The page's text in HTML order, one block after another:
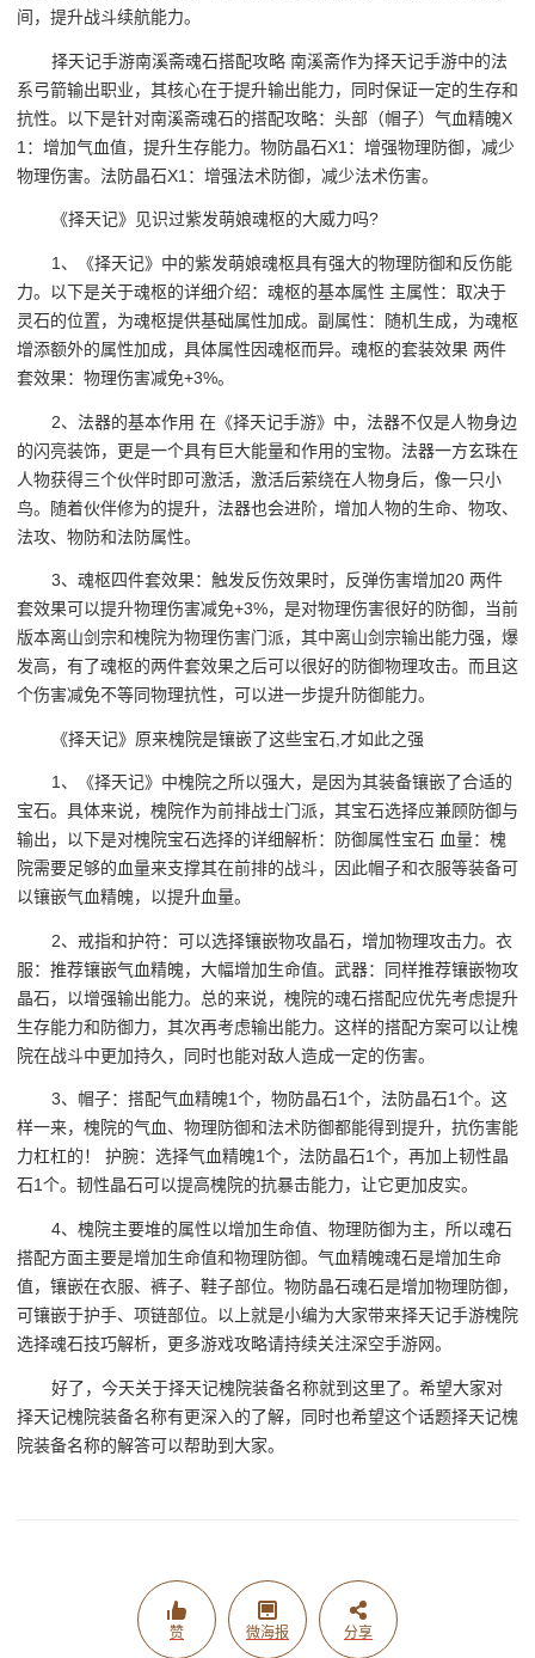
间，提升战斗续航能力。
择天记手游南溪斋魂石搭配攻略 南溪斋作为择天记手游中的法
系弓箭输出职业，其核心在于提升输出能力，同时保证一定的生存和
抗性。以下是针对南溪斋魂石的搭配攻略：头部（帽子）气血精魄X
1：增加气血值，提升生存能力。物防晶石X1：增强物理防御，减少
物理伤害。法防晶石X1：增强法术防御，减少法术伤害。
《择天记》见识过紫发萌娘魂枢的大威力吗?
1、《择天记》中的紫发萌娘魂枢具有强大的物理防御和反伤能
力。以下是关于魂枢的详细介绍：魂枢的基本属性 主属性：取决于
灵石的位置，为魂枢提供基础属性加成。副属性：随机生成，为魂枢
增添额外的属性加成，具体属性因魂枢而异。魂枢的套装效果 两件
套效果：物理伤害减免+3%。
2、法器的基本作用 在《择天记手游》中，法器不仅是人物身边
的闪亮装饰，更是一个具有巨大能量和作用的宝物。法器一方玄珠在
人物获得三个伙伴时即可激活，激活后萦绕在人物身后，像一只小
鸟。随着伙伴修为的提升，法器也会进阶，增加人物的生命、物攻、
法攻、物防和法防属性。
3、魂枢四件套效果：触发反伤效果时，反弹伤害增加20 两件
套效果可以提升物理伤害减免+3%，是对物理伤害很好的防御，当前
版本离山剑宗和槐院为物理伤害门派，其中离山剑宗输出能力强，爆
发高，有了魂枢的两件套效果之后可以很好的防御物理攻击。而且这
个伤害减免不等同物理抗性，可以进一步提升防御能力。
《择天记》原来槐院是镶嵌了这些宝石,才如此之强
1、《择天记》中槐院之所以强大，是因为其装备镶嵌了合适的
宝石。具体来说，槐院作为前排战士门派，其宝石选择应兼顾防御与
输出，以下是对槐院宝石选择的详细解析：防御属性宝石 血量：槐
院需要足够的血量来支撑其在前排的战斗，因此帽子和衣服等装备可
以镶嵌气血精魄，以提升血量。
2、戒指和护符：可以选择镶嵌物攻晶石，增加物理攻击力。衣
服：推荐镶嵌气血精魄，大幅增加生命值。武器：同样推荐镶嵌物攻
晶石，以增强输出能力。总的来说，槐院的魂石搭配应优先考虑提升
生存能力和防御力，其次再考虑输出能力。这样的搭配方案可以让槐
院在战斗中更加持久，同时也能对敌人造成一定的伤害。
3、帽子：搭配气血精魄1个，物防晶石1个，法防晶石1个。这
样一来，槐院的气血、物理防御和法术防御都能得到提升，抗伤害能
力杠杠的！ 护腕：选择气血精魄1个，法防晶石1个，再加上韧性晶
石1个。韧性晶石可以提高槐院的抗暴击能力，让它更加皮实。
4、槐院主要堆的属性以增加生命值、物理防御为主，所以魂石
搭配方面主要是增加生命值和物理防御。气血精魄魂石是增加生命
值，镶嵌在衣服、裤子、鞋子部位。物防晶石魂石是增加物理防御，
可镶嵌于护手、项链部位。以上就是小编为大家带来择天记手游槐院
选择魂石技巧解析，更多游戏攻略请持续关注深空手游网。
好了，今天关于择天记槐院装备名称就到这里了。希望大家对
择天记槐院装备名称有更深入的了解，同时也希望这个话题择天记槐
院装备名称的解答可以帮助到大家。
赞 微海报 分享